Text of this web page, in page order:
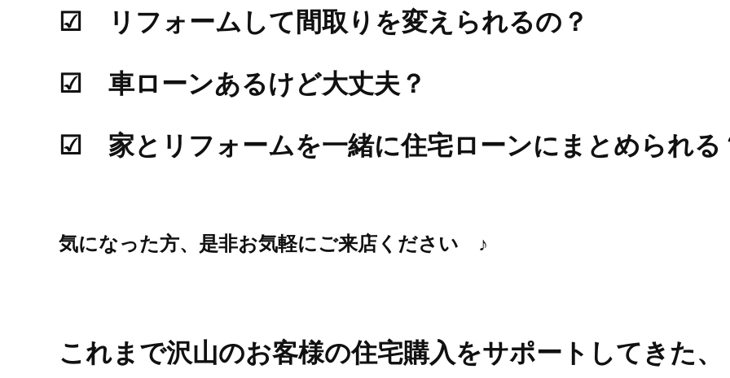
☑ リフォームして間取りを変えられるの？
☑ 車ローンあるけど大丈夫？
☑ 家とリフォームを一緒に住宅ローンにまとめられる
気になった方、是非お気軽にご来店ください ♪
これまで沢山のお客様の住宅購入をサポートしてきた、